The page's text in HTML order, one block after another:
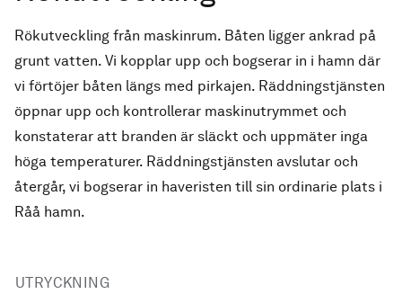
Rökutveckling från maskinrum. Båten ligger ankrad på
grunt vatten. Vi kopplar upp och bogserar in i hamn där
vi förtöjer båten längs med pirkajen. Räddningstjänsten
öppnar upp och kontrollerar maskinutrymmet och
konstaterar att branden är släckt och uppmäter inga
höga temperaturer. Räddningstjänsten avslutar och
återgår, vi bogserar in haveristen till sin ordinarie plats i
Råå hamn.
UTRYCKNING